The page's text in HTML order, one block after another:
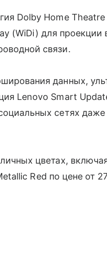
Dolby Home
(WiDi) для проекции
связи.
данных,
Lenovo Smart
сетях
цветах,
Red по цене от